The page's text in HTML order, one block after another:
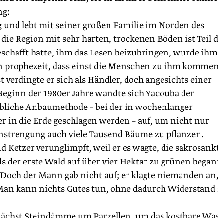
und lebt mit seiner großen Familie im Norden des
Region mit sehr harten, trockenen Böden ist Teil
hatte, ihm das Lesen beizubringen, wurde
dass einst die Menschen zu ihm
er sich als Händler, doch angesichts einer
der 1980er Jahre wandte sich Yacouba der
Anbaumethode – bei der in wochenlanger
die Erde geschlagen werden – auf, um nicht nur
auch viele Tausend Bäume zu pflanzen.
Ketzer verunglimpft, weil er es wagte, die
der erste Wald auf über vier Hektar zu grünen
der Mann gab nicht auf; er klagte niemanden an,
kann nichts Gutes tun, ohne dadurch Widerstand